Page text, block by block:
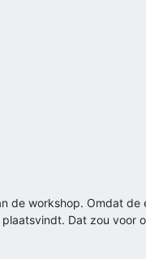
workshop. Omdat
Dat zou voor